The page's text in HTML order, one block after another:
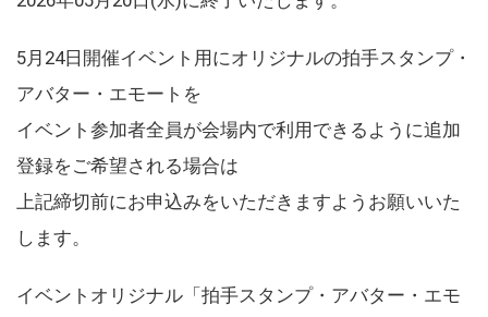
5月24日開催イベント用にオリジナルの拍手スタンプ・
アバター・エモートを
イベント参加者全員が会場内で利用できるように追加
登録をご希望される場合は
上記締切前にお申込みをいただきますようお願いいた
します。
イベントオリジナル「拍手スタンプ・アバター・エモ